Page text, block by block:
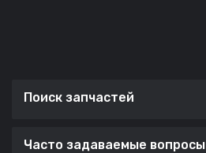
Поиск запчастей
Часто задаваемые вопросы